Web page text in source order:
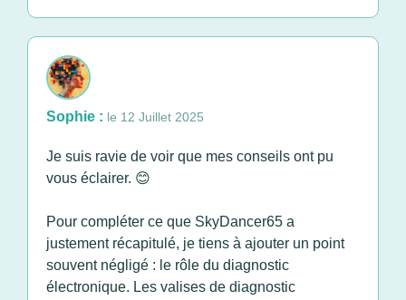
Sophie : le 12 Juillet 2025
Je suis ravie de voir que mes conseils ont pu
vous éclairer. 😊
Pour compléter ce que SkyDancer65 a
justement récapitulé, je tiens à ajouter un point
souvent négligé : le rôle du diagnostic
électronique. Les valises de diagnostic